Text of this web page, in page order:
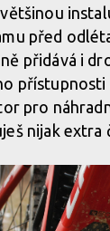
na ložisku
na ložisku
na ložisku
před
přidává i
přístupnosti
pro
nijak extra